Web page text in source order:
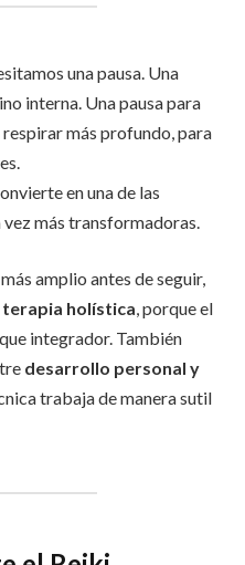
una pausa. Una
interna. Una pausa para
más profundo, para
en una de las
más transformadoras.
amplio antes de seguir,
terapia holística, porque el
integrador. También
desarrollo personal y
trabaja de manera sutil